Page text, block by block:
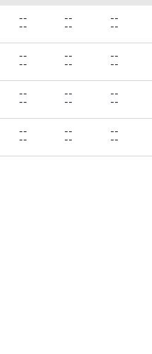
--
--
--
--
--
--
--
--
--
--
--
--
--
--
--
--
--
--
--
--
--
--
--
--